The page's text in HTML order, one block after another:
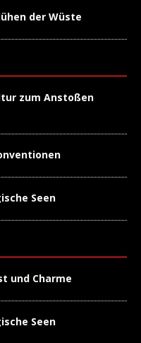
der Wüste
zum Anstoßen
Seen
und Charme
Seen